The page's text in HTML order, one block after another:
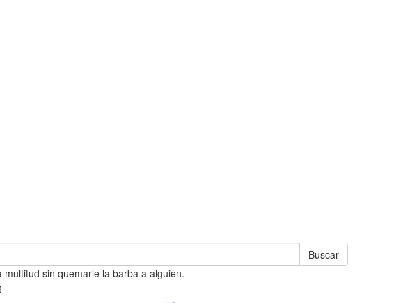
Buscar
sin quemarle la barba a alguien.